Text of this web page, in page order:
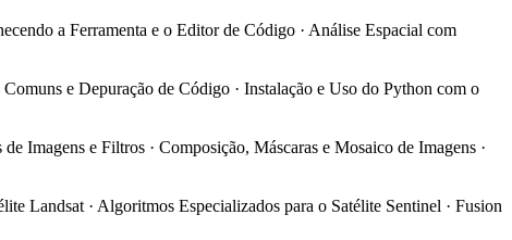
a Ferramenta e o Editor de Código · Análise Espacial com
e Depuração de Código · Instalação e Uso do Python com o
Imagens e Filtros · Composição, Máscaras e Mosaico de Imagens ·
Landsat · Algoritmos Especializados para o Satélite Sentinel · Fusion